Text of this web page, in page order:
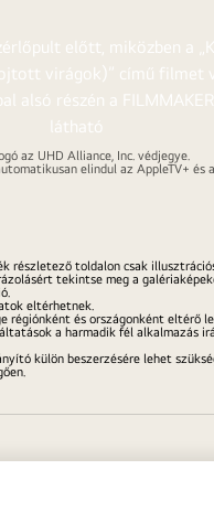
az UHD Alliance, Inc. védjegye.
elindul az AppleTV+ és
részletező toldalon csak
tekintse meg a
eltérhetnek.
régiónként és országonként eltérő
a harmadik fél alkalmazás
külön beszerzésére lehet